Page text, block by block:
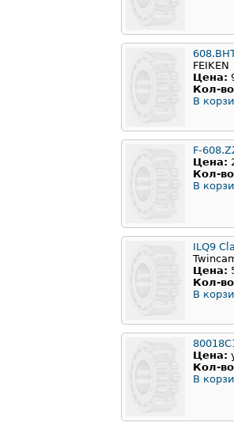
FEIKEN
Цена:
Кол-
В
F-
Цена:
Кол-
В
ILQ9
Цена:
Кол-
В
Цена:
Кол-
В